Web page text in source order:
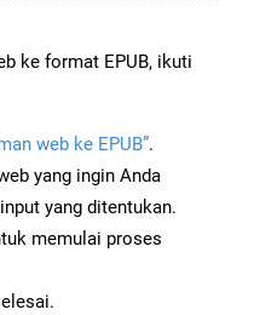
ke format EPUB, ikuti
web ke EPUB”.
yang ingin Anda
yang ditentukan.
memulai proses